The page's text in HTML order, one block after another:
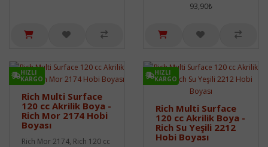
93,90₺
HIZLI
KARGO
Rich Multi Surface
120 cc Akrilik Boya -
Rich Mor 2174 Hobi
Boyası
Rich Mor 2174, Rich 120 cc
HIZLI
KARGO
Rich Multi Surface
120 cc Akrilik Boya -
Rich Su Yeşili 2212
Hobi Boyası